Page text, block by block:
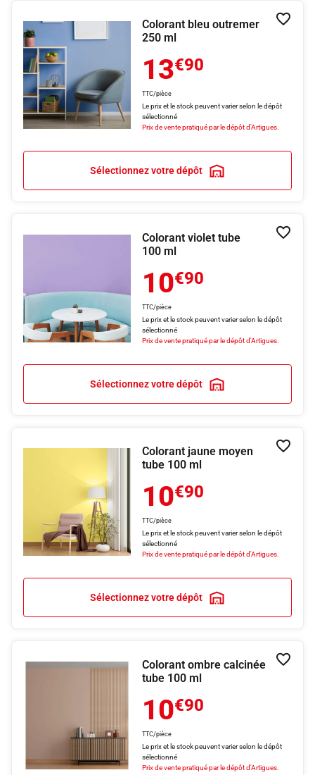
Colorant bleu outremer
250 ml
13€90
TTC/pièce
Le prix et le stock peuvent varier selon le dépôt
sélectionné
Prix de vente pratiqué par le dépôt d'Artigues.
Sélectionnez votre dépôt
Colorant violet tube
100 ml
10€90
TTC/pièce
Le prix et le stock peuvent varier selon le dépôt
sélectionné
Prix de vente pratiqué par le dépôt d'Artigues.
Sélectionnez votre dépôt
Colorant jaune moyen
tube 100 ml
10€90
TTC/pièce
Le prix et le stock peuvent varier selon le dépôt
sélectionné
Prix de vente pratiqué par le dépôt d'Artigues.
Sélectionnez votre dépôt
Colorant ombre calcinée
tube 100 ml
10€90
TTC/pièce
Le prix et le stock peuvent varier selon le dépôt
sélectionné
Prix de vente pratiqué par le dépôt d'Artigues.